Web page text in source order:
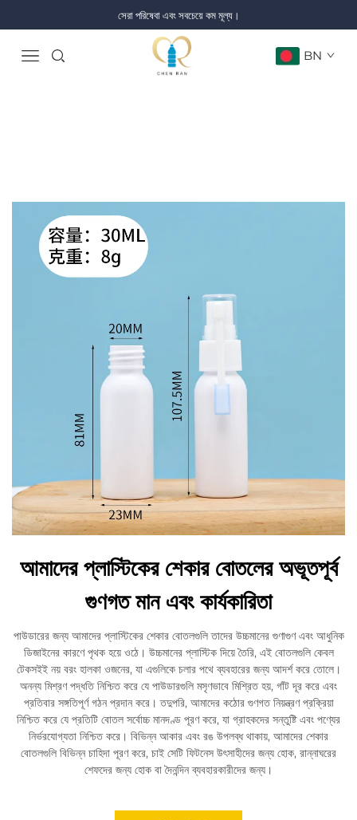
সেরা পরিষেবা এবং সবচেয়ে কম মূল্য।
BN
আমাদের প্লাস্টিকের শেকার বোতলের অভূতপূর্ব
গুণগত মান এবং কার্যকারিতা
পাউডারের জন্য আমাদের প্লাস্টিকের শেকার বোতলগুলি তাদের উচ্চমানের গুণাগুণ এবং আধুনিক
ডিজাইনের কারণে পৃথক হয়ে ওঠে। উচ্চমানের প্লাস্টিক দিয়ে তৈরি, এই বোতলগুলি কেবল
টেকসইই নয় বরং হালকা ওজনের, যা এগুলিকে চলার পথে ব্যবহারের জন্য আদর্শ করে তোলে।
অনন্য মিশ্রণ পদ্ধতি নিশ্চিত করে যে পাউডারগুলি মসৃণভাবে মিশ্রিত হয়, গাঁট দূর করে এবং
প্রতিবার সঙ্গতিপূর্ণ গঠন প্রদান করে। তদুপরি, আমাদের কঠোর গুণগত নিয়ন্ত্রণ প্রক্রিয়া
নিশ্চিত করে যে প্রতিটি বোতল সর্বোচ্চ মানদণ্ড পূরণ করে, যা গ্রাহকদের সন্তুষ্টি এবং পণ্যের
নির্ভরযোগ্যতা নিশ্চিত করে। বিভিন্ন আকার এবং রঙ উপলব্ধ থাকায়, আমাদের শেকার
বোতলগুলি বিভিন্ন চাহিদা পূরণ করে, চাই সেটি ফিটনেস উৎসাহীদের জন্য হোক, রান্নাঘরের
শেফদের জন্য হোক বা দৈনন্দিন ব্যবহারকারীদের জন্য।